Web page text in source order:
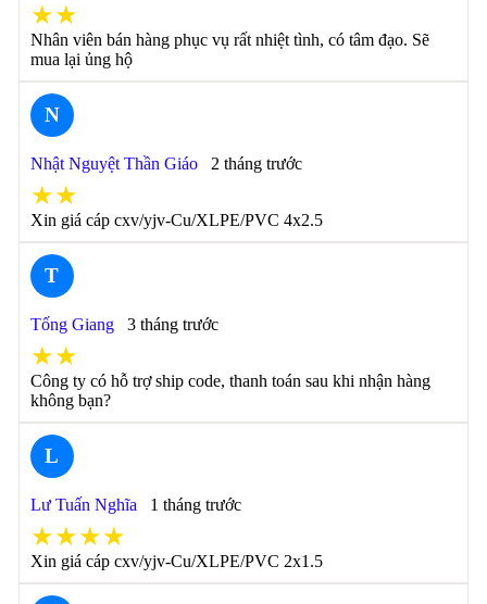
★★
Nhân viên bán hàng phục vụ rất nhiệt tình, có tâm đạo. Sẽ
mua lại ủng hộ
N
Nhật Nguyệt Thần Giáo 2 tháng trước
★★
Xin giá cáp cxv/yjv-Cu/XLPE/PVC 4x2.5
T
Tống Giang 3 tháng trước
★★
Công ty có hỗ trợ ship code, thanh toán sau khi nhận hàng
không bạn?
L
Lư Tuấn Nghĩa 1 tháng trước
★★★★
Xin giá cáp cxv/yjv-Cu/XLPE/PVC 2x1.5